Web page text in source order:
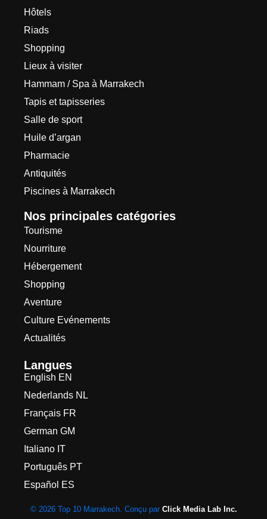
Hôtels
Riads
Shopping
Lieux à visiter
Hammam / Spa à Marrakech
Tapis et tapisseries
Salle de sport
Huile d’argan
Pharmacie
Antiquités
Piscines à Marrakech
Nos principales catégories
Tourisme
Nourriture
Hébergement
Shopping
Aventure
Culture Evénements
Actualités
Langues
English EN
Nederlands NL
Français FR
German GM
Italiano IT
Português PT
Español ES
© 2026 Top 10 Marrakech. Conçu par Click Media Lab Inc.